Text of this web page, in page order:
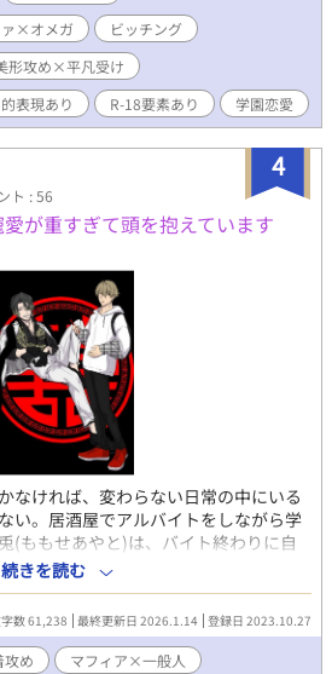
になってしまう。 傲慢でいかにも”アル
ルは全く反りが合わず、毎日のように
んな中、口喧嘩の勢いで今までの努力
てしまう。 「私の実力に第二性は関係
だ勝ててないと思うのは、ただ努力不
カイルはアーサーとは分かり合えない
とにした。 しばらく後、カイルはアル
た学校唯一のオメガ生徒を偶然見か
きつけてやってきたのはアーサーその
学校でも、彼はカイルたちの主張を信
を追い払った。 第二性で差別しないア
彼に対する認識を変えた。 助けられた
屋に訪れるが、彼のオーラに当てられ
うに発情してしまう。 そのままなし崩
時。 カイルの体は、オメガになってし
ギリスのパブリックスクールを舞台
少年たちが未来を切り開くために強く
注意！】 ※この物語はフィクションで
分・学校とは一切関係ございません。
の独自解釈を含みます。 ーーー
五章連載開始までお待ちください）
×オメガ
ビッチング
形攻め×平凡受け
表現あり
R-18要素あり 学園恋愛
4
ト : 56
が重すぎて頭を抱えています
なければ、変わらない日常の中にいる
い。居酒屋でアルバイトをしながら学
(ももせあやと)は、バイト終わりに自
ていた一人の男を助けた。その男こ
仕切っている中華マフィアの若頭【鼬
に関わったことから事件に巻き込まれ
クションで人身売買に掛けられてい
買われたことにより普通の日常から一
続きを読む
数 61,238 最終更新日 2026.1.14 登録日 2023.10.27
攻め
マフィア×一般人